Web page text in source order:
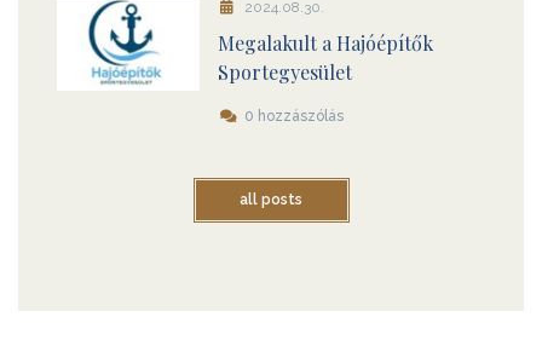
2024.08.30.
Megalakult a Hajóépítők
Sportegyesület
0 hozzászólás
all posts